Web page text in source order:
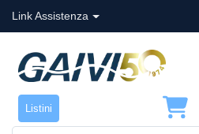
Link Assistenza
Listini